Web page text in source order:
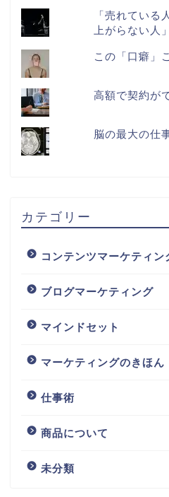
「売れている
上がらない人
この「口癖」
高額で契約が
脳の最大の仕
カテゴリー
コンテンツマーケティン
ブログマーケティング
マインドセット
マーケティングのきほん
仕事術
商品について
未分類